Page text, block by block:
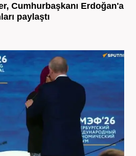
Cumhurbaşkanı Erdoğan'a
paylaştı